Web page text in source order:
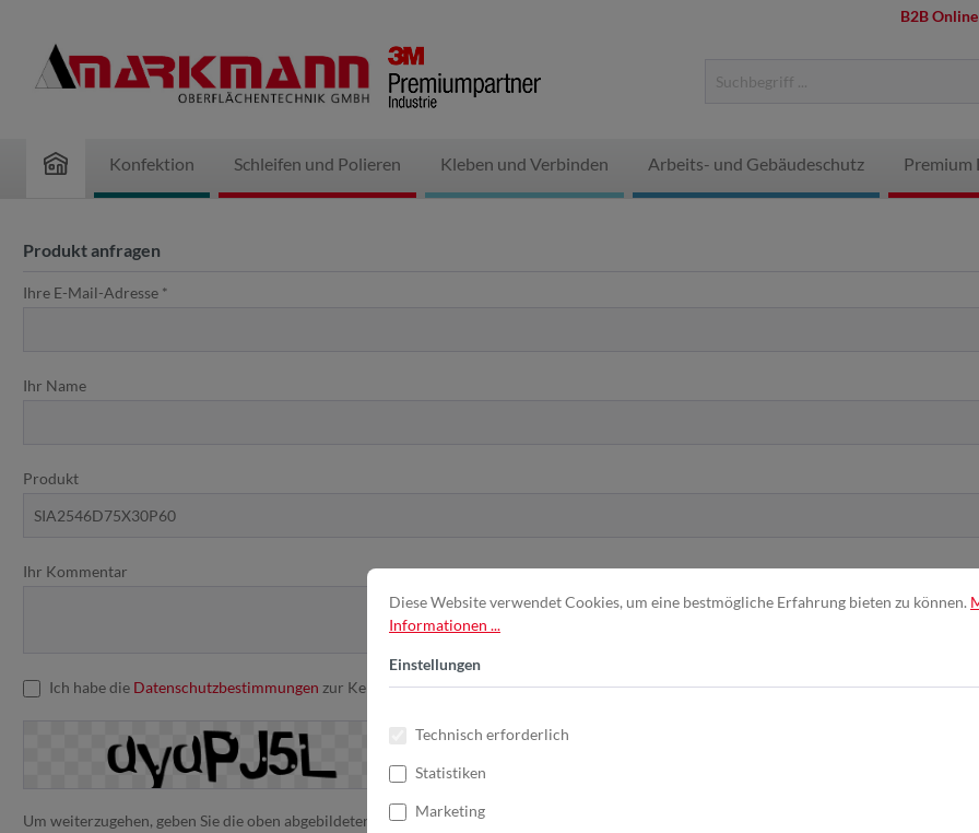
B2B
Konfektion Schleifen und Polieren Kleben und Verbinden Arbeits- und Gebäudeschutz Premium
Produkt anfragen
Ihre E-Mail-Adresse *
Ihr Name
Produkt
Ihr Kommentar
Ich habe die Datenschutzbestimmungen zur Kenntnis genommen und erkenne diese an. *
Um weiterzugehen, geben Sie die oben abgebildeten Zeichen ein*
Diese Website verwendet Cookies, um eine bestmögliche Erfahrung bieten zu können.
Informationen ...
Einstellungen
Technisch erforderlich
Statistiken
Marketing